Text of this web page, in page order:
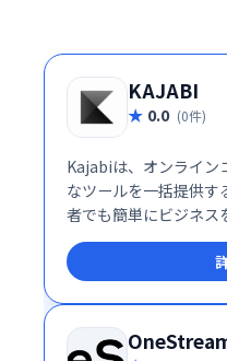
KAJABI
0.0 (0件)
Kajabiは、オンライン
なツールを一括提供す
者でも簡単にビジネス
す。